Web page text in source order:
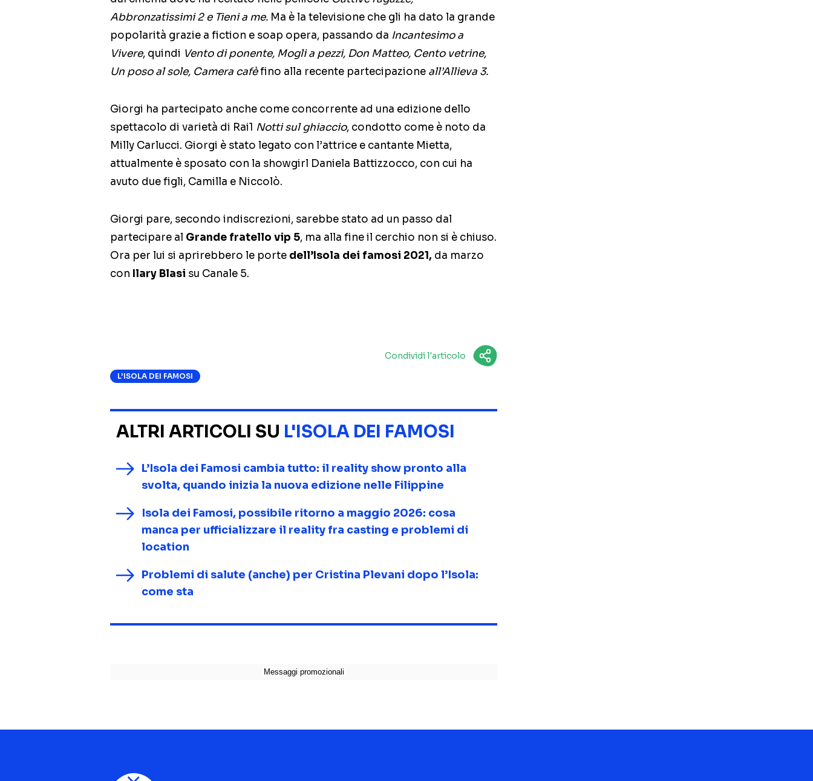
Abbronzatissimi 2 e Tieni a me. Ma è la televisione che gli ha dato la grande
popolarità grazie a fiction e soap opera, passando da Incantesimo a
Vivere, quindi Vento di ponente, Mogli a pezzi, Don Matteo, Cento vetrine,
Un poso al sole, Camera cafèfino alla recente partecipazione all’Allieva 3.
Giorgi ha partecipato anche come concorrente ad una edizione dello
spettacolo di varietà di Rai1 Notti sul ghiaccio, condotto come è noto da
Milly Carlucci. Giorgi è stato legato con l’attrice e cantante Mietta,
attualmente è sposato con la showgirl Daniela Battizzocco, con cui ha
avuto due figli, Camilla e Niccolò.
Giorgi pare, secondo indiscrezioni, sarebbe stato ad un passo dal
partecipare al Grande fratello vip 5, ma alla fine il cerchio non si è chiuso.
Ora per lui si aprirebbero le porte dell’Isola dei famosi 2021, da marzo
con Ilary Blasi su Canale 5.
Condividi l'articolo
L'ISOLA DEI FAMOSI
ALTRI ARTICOLI SU L'ISOLA DEI FAMOSI
L’Isola dei Famosi cambia tutto: il reality show pronto alla
svolta, quando inizia la nuova edizione nelle Filippine
Isola dei Famosi, possibile ritorno a maggio 2026: cosa
manca per ufficializzare il reality fra casting e problemi di
location
Problemi di salute (anche) per Cristina Plevani dopo l’Isola:
come sta